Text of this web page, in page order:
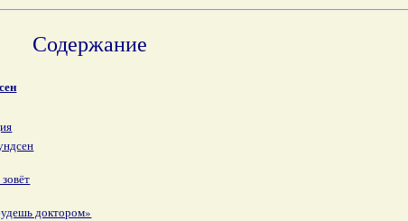
Содержание
доктором»